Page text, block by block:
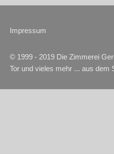
Impressum
© 1999 - 2019 Die Zimmerei
Tor und vieles mehr ... aus dem